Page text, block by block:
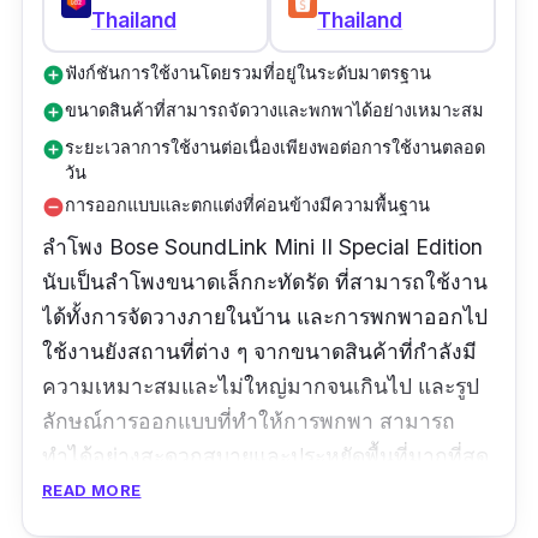
Thailand
Thailand
add_circleฟังก์ชันการใช้งานโดยรวมที่อยู่ในระดับมาตรฐาน
add_circleขนาดสินค้าที่สามารถจัดวางและพกพาได้อย่างเหมาะสม
add_circleระยะเวลาการใช้งานต่อเนื่องเพียงพอต่อการใช้งานตลอด
วัน
remove_circleการออกแบบและตกแต่งที่ค่อนข้างมีความพื้นฐาน
ลำโพง Bose SoundLink Mini II Special Edition
นับเป็นลำโพงขนาดเล็กกะทัดรัด ที่สามารถใช้งาน
ได้ทั้งการจัดวางภายในบ้าน และการพกพาออกไป
ใช้งานยังสถานที่ต่าง ๆ จากขนาดสินค้าที่กำลังมี
ความเหมาะสมและไม่ใหญ่มากจนเกินไป และรูป
ลักษณ์การออกแบบที่ทำให้การพกพา สามารถ
ทำได้อย่างสะดวกสบายและประหยัดพื้นที่มากที่สุด
ส่วนในด้านของประสิทธิภาพการแสดงผลเสียงของ
READ MORE